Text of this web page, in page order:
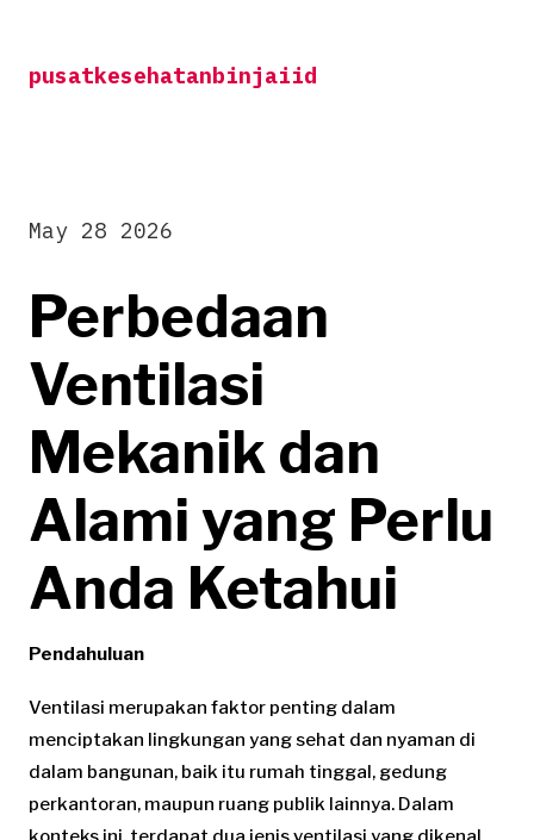
contentpusatkesehatanbinjaiid
Perbedaan
Ventilasi
Mekanik dan
Alami yang Perlu
Anda Ketahui
May 28 2026
Pendahuluan
Ventilasi merupakan faktor penting dalam
menciptakan lingkungan yang sehat dan nyaman di
dalam bangunan, baik itu rumah tinggal, gedung
perkantoran, maupun ruang publik lainnya. Dalam